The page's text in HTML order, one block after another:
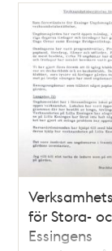
för Stora-
Essingens